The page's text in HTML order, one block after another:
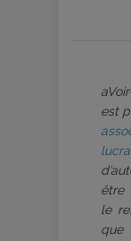
est
être
le
que